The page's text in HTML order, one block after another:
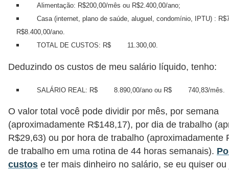
Alimentação: R$200,00/mês ou R$2.400,00/ano;
Casa (internet, plano de saúde, aluguel, condomínio, IPTU) :
R$8.400,00/ano.
TOTAL DE CUSTOS: R$
11.300,00.
Deduzindo os custos de meu salário líquido, tenho:
SALÁRIO REAL: R$ 8.890,00/ano ou R$ 740,83/mês.
O valor total você pode dividir por mês, por semana
(aproximadamente R$148,17), por dia de trabalho
R$29,63) ou por hora de trabalho (aproximadamente
de trabalho em uma rotina de 44 horas semanais).
custos e ter mais dinheiro no salário, se eu quiser ou